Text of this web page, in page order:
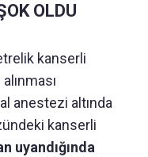
OLDU
kanserli
anestezi altında
kanserli
uyandığında